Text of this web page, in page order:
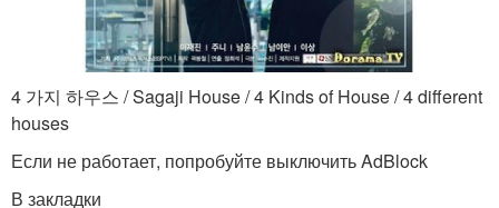
4 가지 하우스 / Sagaji House / 4 Kinds of House / 4 different
houses
Если не работает, попробуйте выключить AdBlock
В закладки